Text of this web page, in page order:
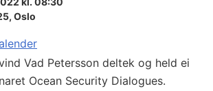
Oslo
Vad Petersson deltek og held ei
Ocean Security Dialogues.